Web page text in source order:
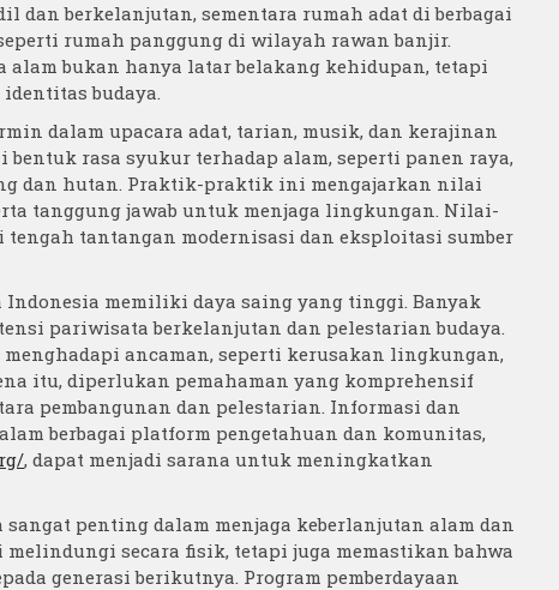
dan berkelanjutan, sementara rumah adat di berbagai
rumah panggung di wilayah rawan banjir.
alam bukan hanya latar belakang kehidupan, tetapi
budaya.
dalam upacara adat, tarian, musik, dan kerajinan
rasa syukur terhadap alam, seperti panen raya,
dan hutan. Praktik-praktik ini mengajarkan nilai
tanggung jawab untuk menjaga lingkungan. Nilai-
tantangan modernisasi dan eksploitasi sumber
memiliki daya saing yang tinggi. Banyak
pariwisata berkelanjutan dan pelestarian budaya.
ancaman, seperti kerusakan lingkungan,
itu, diperlukan pemahaman yang komprehensif
pembangunan dan pelestarian. Informasi dan
berbagai platform pengetahuan dan komunitas,
, dapat menjadi sarana untuk meningkatkan
penting dalam menjaga keberlanjutan alam dan
secara fisik, tetapi juga memastikan bahwa
generasi berikutnya. Program pemberdayaan